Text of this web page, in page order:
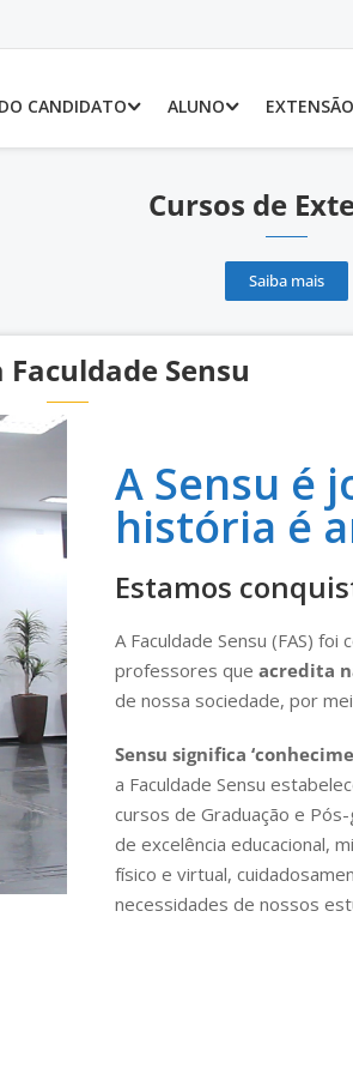
CANDIDATO ALUNO EXTENSÃO
Cursos de
Saiba mais
Faculdade Sensu
A Sensu é
história é
Estamos
A Faculdade Sensu (FAS)
professores que acredita
de nossa sociedade, por
Sensu significa
a Faculdade Sensu
cursos de Graduação e
de excelência educacional,
físico e virtual,
necessidades de nossos